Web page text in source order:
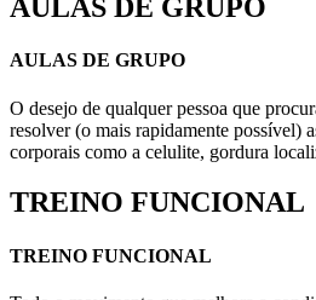
AULAS DE GRUPO
AULAS DE GRUPO
O desejo de qualquer pessoa que
resolver (o mais rapidamente possível)
corporais como a celulite, gordura
TREINO FUNCIONAL
TREINO FUNCIONAL